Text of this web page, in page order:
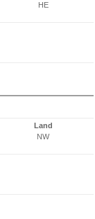
HE
Land
NW